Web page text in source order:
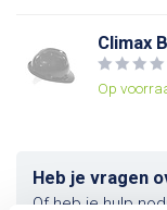
Climax
Op
Heb je vragen
Of heb je hulp